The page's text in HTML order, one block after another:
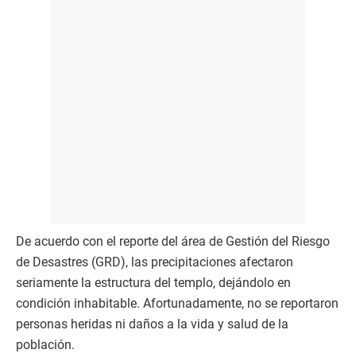
De acuerdo con el reporte del área de Gestión del Riesgo
de Desastres (GRD), las precipitaciones afectaron
seriamente la estructura del templo, dejándolo en
condición inhabitable. Afortunadamente, no se reportaron
personas heridas ni daños a la vida y salud de la
población.